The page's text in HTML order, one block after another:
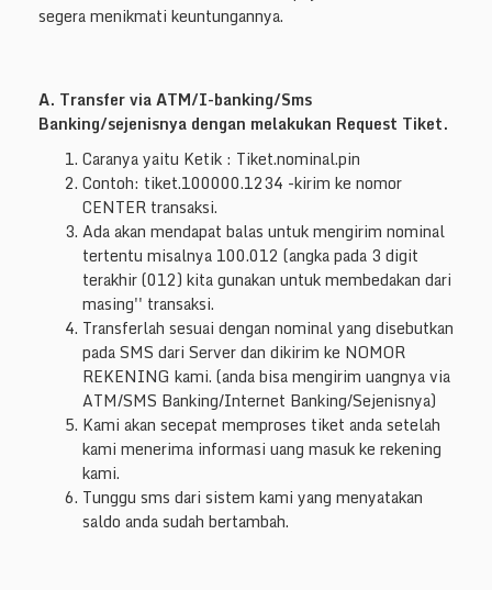
segera menikmati keuntungannya.
A. Transfer via ATM/I-banking/Sms
Banking/sejenisnya dengan melakukan Request Tiket.
Caranya yaitu Ketik : Tiket.nominal.pin
Contoh: tiket.100000.1234 -kirim ke nomor
CENTER transaksi.
Ada akan mendapat balas untuk mengirim nominal
tertentu misalnya 100.012 (angka pada 3 digit
terakhir (012) kita gunakan untuk membedakan dari
masing'' transaksi.
Transferlah sesuai dengan nominal yang disebutkan
pada SMS dari Server dan dikirim ke NOMOR
REKENING kami. (anda bisa mengirim uangnya via
ATM/SMS Banking/Internet Banking/Sejenisnya)
Kami akan secepat memproses tiket anda setelah
kami menerima informasi uang masuk ke rekening
kami.
Tunggu sms dari sistem kami yang menyatakan
saldo anda sudah bertambah.